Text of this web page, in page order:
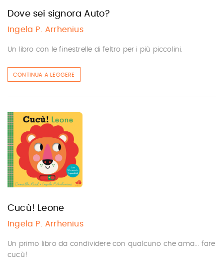
Dove sei signora Auto?
Ingela P. Arrhenius
Un libro con le finestrelle di feltro per i più piccolini.
CONTINUA A LEGGERE
Cucù! Leone
Ingela P. Arrhenius
Un primo libro da condividere con qualcuno che ama... fare
cucù!